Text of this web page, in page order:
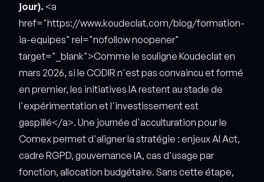
jour). <a
href="https://www.koudeclat.com/blog/formation-
ia-equipes" rel="nofollow noopener"
target="_blank">Comme le souligne Koudeclat en
mars 2026, si le CODIR n'est pas convaincu et formé
en premier, les initiatives IA restent au stade de
l'expérimentation et l'investissement est
gaspillé</a>. Une journée d'acculturation pour le
Comex permet d'aligner la stratégie : enjeux AI Act,
cadre RGPD, gouvernance IA, cas d'usage par
fonction, allocation budgétaire. Sans cette étape,